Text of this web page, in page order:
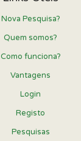
Nova Pesquisa?
Quem somos?
Como funciona?
Vantagens
Login
Registo
Pesquisas